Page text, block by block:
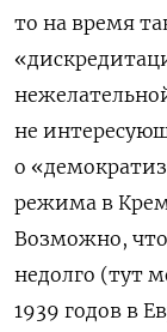
то на время
не
о
режима в
Возможно,
недолго (тут
1939 годов в